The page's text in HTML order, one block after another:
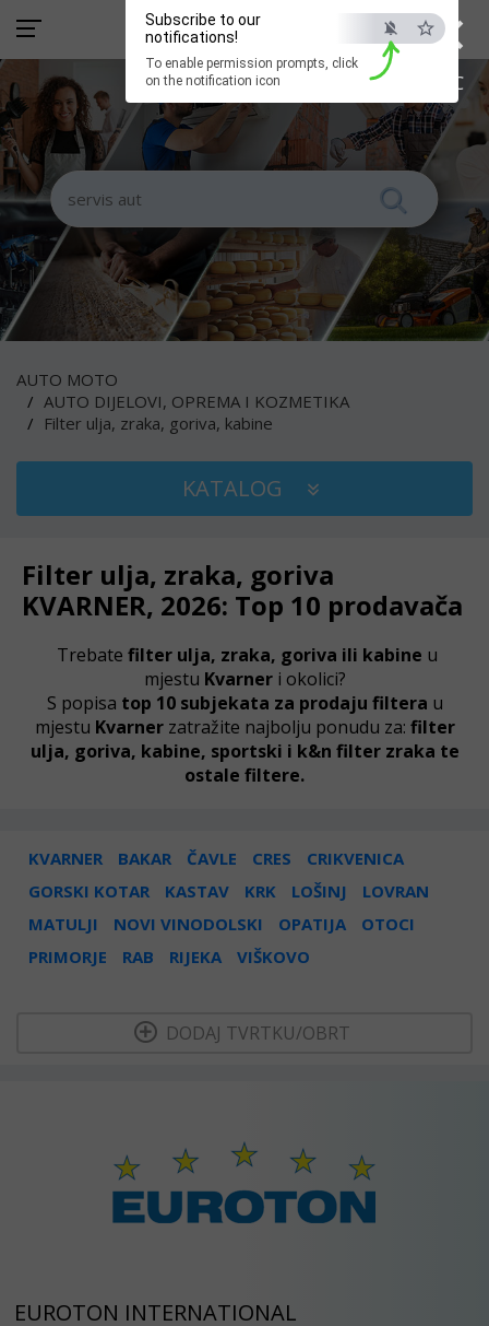
×
ESC
Subscribe to our
notifications!
To enable permission prompts, click
on the notification icon
AUTO MOTO
AUTO DIJELOVI, OPREMA I KOZMETIKA
Filter ulja, zraka, goriva, kabine
KATALOG
Filter ulja, zraka, goriva
KVARNER, 2026: Top 10 prodavača
Trebate filter ulja, zraka, goriva ili kabine u
mjestu Kvarneri okolici?
S popisa top 10 subjekata za prodaju filtera u
mjestu Kvarner zatražite najbolju ponudu za: filter
ulja, goriva, kabine, sportski i k&n filter zraka te
ostale filtere.
KVARNER BAKAR ČAVLE CRES
CRIKVENICA
GORSKI KOTAR
KASTAV KRK LOŠINJ
LOVRAN
MATULJI
NOVI VINODOLSKI OPATIJA
OTOCI
PRIMORJE
RAB RIJEKA VIŠKOVO
DODAJ TVRTKU/OBRT
EUROTON INTERNATIONAL